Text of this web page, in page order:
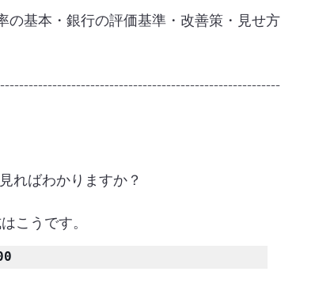
の基本・銀行の評価基準・改善策・見せ方
ればわかりますか？
こうです。